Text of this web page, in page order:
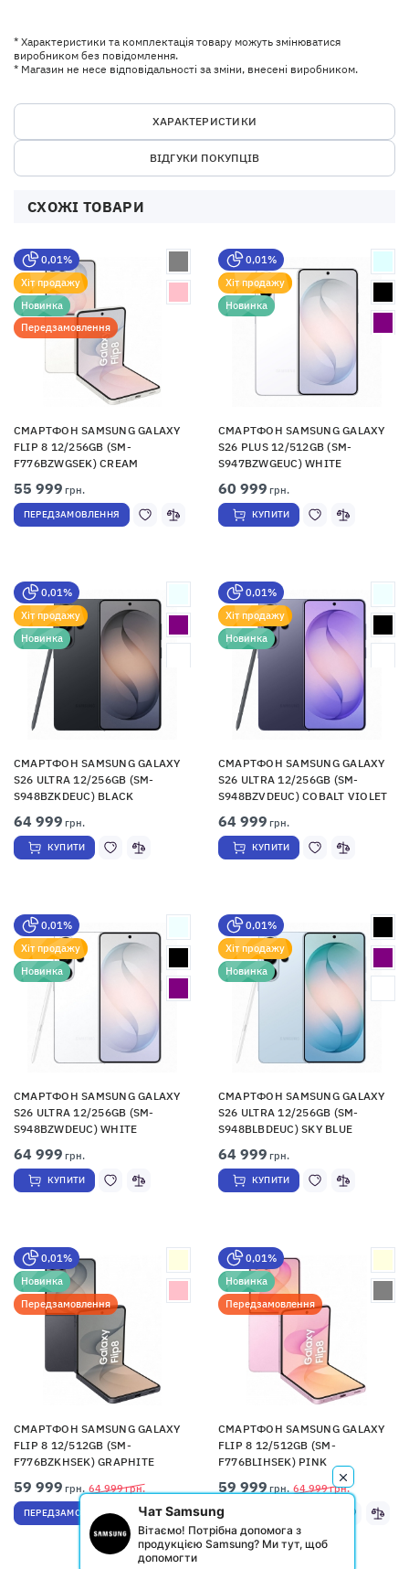
* Характеристики та комплектація товару можуть змінюватися
виробником без повідомлення.
* Магазин не несе відповідальності за зміни, внесені виробником.
ХАРАКТЕРИСТИКИ
ВІДГУКИ ПОКУПЦІВ
СХОЖІ ТОВАРИ
0,01%
Хіт продажу
Новинка
Передзамовлення
СМАРТФОН SAMSUNG GALAXY
FLIP 8 12/256GB (SM-
F776BZWGSEK) CREAM
55 999 грн.
ПЕРЕДЗАМОВЛЕННЯ
0,01%
Хіт продажу
Новинка
СМАРТФОН SAMSUNG GALAXY
S26 PLUS 12/512GB (SM-
S947BZWGEUC) WHITE
60 999 грн.
КУПИТИ
0,01%
Хіт продажу
Новинка
СМАРТФОН SAMSUNG GALAXY
S26 ULTRA 12/256GB (SM-
S948BZKDEUC) BLACK
64 999 грн.
КУПИТИ
0,01%
Хіт продажу
Новинка
СМАРТФОН SAMSUNG GALAXY
S26 ULTRA 12/256GB (SM-
S948BZVDEUC) COBALT VIOLET
64 999 грн.
КУПИТИ
0,01%
Хіт продажу
Новинка
СМАРТФОН SAMSUNG GALAXY
S26 ULTRA 12/256GB (SM-
S948BZWDEUC) WHITE
64 999 грн.
КУПИТИ
0,01%
Хіт продажу
Новинка
СМАРТФОН SAMSUNG GALAXY
S26 ULTRA 12/256GB (SM-
S948BLBDEUC) SKY BLUE
64 999 грн.
КУПИТИ
0,01%
Новинка
Передзамовлення
СМАРТФОН SAMSUNG GALAXY
FLIP 8 12/512GB (SM-
F776BZKHSEK) GRAPHITE
64 999грн.
59 999 грн.
ПЕРЕДЗАМОВЛЕННЯ
0,01%
Новинка
Передзамовлення
СМАРТФОН SAMSUNG GALAXY
FLIP 8 12/512GB (SM-
F776BLIHSEK) PINK
64 999грн.
59 999 грн.
Чат Samsung
Вітаємо! Потрібна допомога з
продукцією Samsung? Ми тут, щоб
допомогти